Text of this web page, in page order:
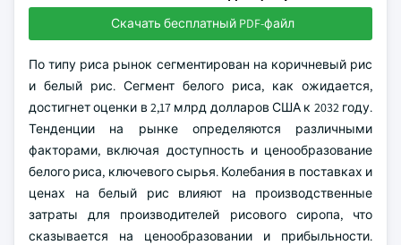
Скачать бесплатный PDF-файл
По типу риса рынок сегментирован на коричневый рис
и белый рис. Сегмент белого риса, как ожидается,
достигнет оценки в 2,17 млрд долларов США к 2032 году.
Тенденции на рынке определяются различными
факторами, включая доступность и ценообразование
белого риса, ключевого сырья. Колебания в поставках и
ценах на белый рис влияют на производственные
затраты для производителей рисового сиропа, что
сказывается на ценообразовании и прибыльности.